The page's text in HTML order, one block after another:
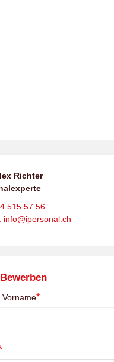
Richter
515 57 56
info@ipersonal.ch
Vorname*